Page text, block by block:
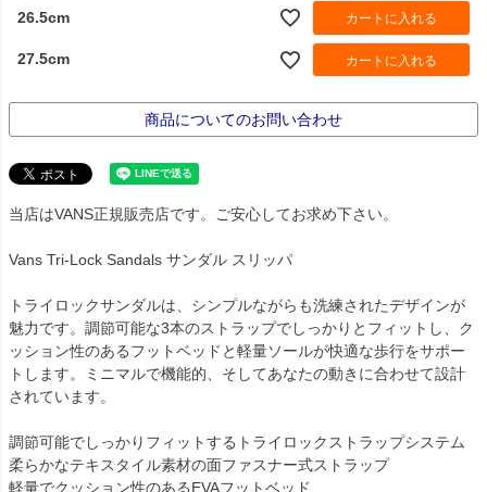
26.5cm カートに入れる
27.5cm カートに入れる
商品についてのお問い合わせ
当店はVANS正規販売店です。ご安心してお求め下さい。
Vans Tri-Lock Sandals サンダル スリッパ
トライロックサンダルは、シンプルながらも洗練されたデザインが
魅力です。調節可能な3本のストラップでしっかりとフィットし、ク
ッション性のあるフットベッドと軽量ソールが快適な歩行をサポー
トします。ミニマルで機能的、そしてあなたの動きに合わせて設計
されています。
調節可能でしっかりフィットするトライロックストラップシステム
柔らかなテキスタイル素材の面ファスナー式ストラップ
軽量でクッション性のあるEVAフットベッド